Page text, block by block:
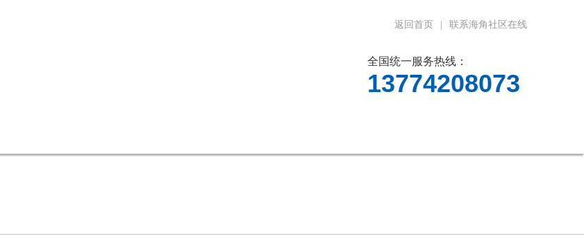
返回首页 联系海角社区在线
全国统一服务热线：
13774208073